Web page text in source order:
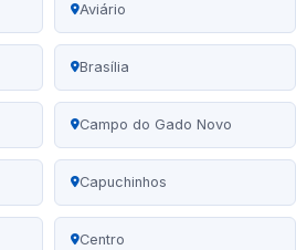
Aviário
Brasília
Campo do Gado Novo
Capuchinhos
Centro